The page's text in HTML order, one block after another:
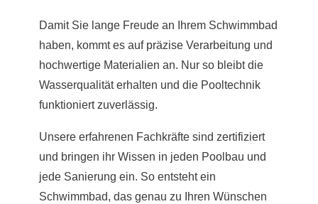
Damit Sie lange Freude an Ihrem Schwimmbad
haben, kommt es auf präzise Verarbeitung und
hochwertige Materialien an. Nur so bleibt die
Wasserqualität erhalten und die Pooltechnik
funktioniert zuverlässig.
Unsere erfahrenen Fachkräfte sind zertifiziert
und bringen ihr Wissen in jeden Poolbau und
jede Sanierung ein. So entsteht ein
Schwimmbad, das genau zu Ihren Wünschen